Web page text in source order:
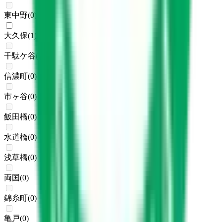
東中野(0)
大久保(1)
千駄ケ谷(
信濃町(0)
市ヶ谷(0)
飯田橋(0)
水道橋(0)
浅草橋(0)
両国(0)
錦糸町(0)
亀戸(0)